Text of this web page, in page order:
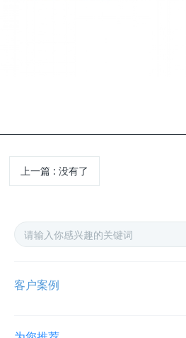
上一篇 :没有了
客户案例